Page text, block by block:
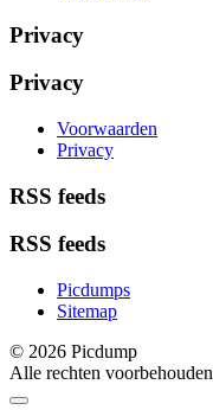
Privacy
Privacy
Voorwaarden
Privacy
RSS feeds
RSS feeds
Picdumps
Sitemap
© 2026 Picdump
Alle rechten voorbehouden